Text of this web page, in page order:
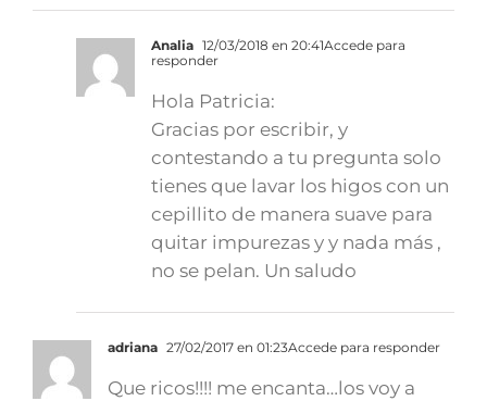
Analia 12/03/2018 en 20:41Accede para
responder
Hola Patricia:
Gracias por escribir, y
contestando a tu pregunta solo
tienes que lavar los higos con un
cepillito de manera suave para
quitar impurezas y y nada más ,
no se pelan. Un saludo
adriana 27/02/2017 en 01:23Accede para responder
Que ricos!!!! me encanta…los voy a